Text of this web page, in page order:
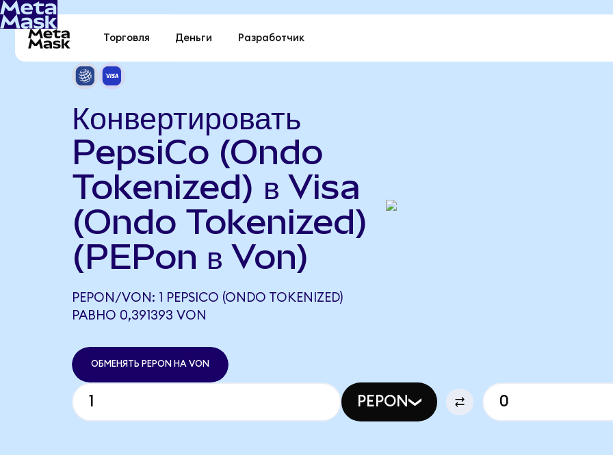
Торговля Деньги Разработчик
Конвертировать
PepsiCo (Ondo
Tokenized) в Visa
(Ondo Tokenized)
(PEPon в Von)
PEPON/VON: 1 PEPSICO (ONDO TOKENIZED)
РАВНО 0,391393 VON
ОБМЕНЯТЬ PEPON НА VON
PEPON